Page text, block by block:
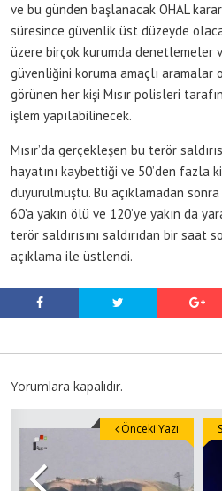
ve bu günden başlanacak OHAL
süresince güvenlik üst düzeyde
üzere birçok kurumda denetlemeler
güvenliğini koruma amaçlı aramalar
görünen her kişi Mısır polisleri
işlem yapılabilinecek.
Mısır’da gerçekleşen bu terör
hayatını kaybettiği ve 50’den fazla
duyurulmuştu. Bu açıklamadan
60’a yakın ölü ve 120’ye yakın da
terör saldırısını saldırıdan bir saat
açıklama ile üstlendi.
Yorumlara kapalıdır.
Önceki Yazı